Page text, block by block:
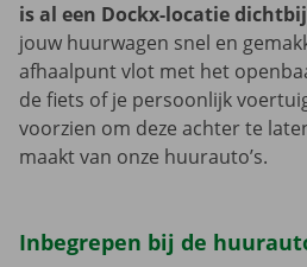
is al een Dockx-locatie
jouw huurwagen snel en
afhaalpunt vlot met het
de fiets of je persoonlijk
voorzien om deze achter te
maakt van onze huurauto’s.
Inbegrepen bij de